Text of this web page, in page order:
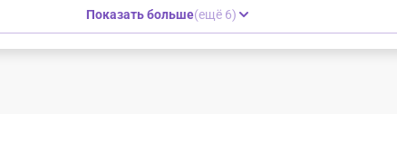
Показать больше(ещё 6)